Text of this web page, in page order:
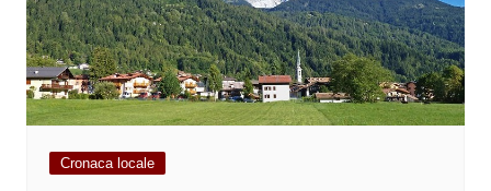
Cronaca locale